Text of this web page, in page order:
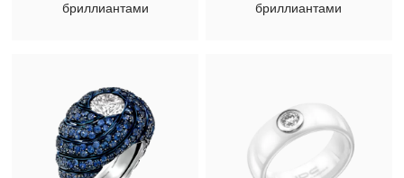
бриллиантами
бриллиантами